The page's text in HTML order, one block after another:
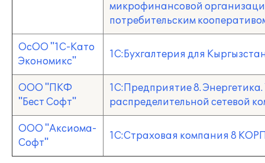
микрофинансовой
потребительским
ОсОО "1С-Като
Экономикс"
1С:Бухгалтерия для
ООО "ПКФ
"Бест Софт"
1С:Предприятие 8.
распределительной сетевой
ООО "Аксиома-
Софт"
1С:Страховая компания 8